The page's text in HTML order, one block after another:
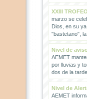
XXIII
marzo se
Dios, en su
"bastetano",
Nivel de
AEMET
por lluvias y
dos de la
Nivel de
AEMET